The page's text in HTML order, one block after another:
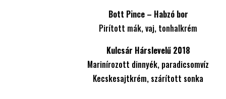
Bott Pince – Habzó bor
Pirított mák, vaj, tonhalkrém
Kulcsár Hárslevelű 2018
Marinírozott dinnyék, paradicsomvíz
Kecskesajtkrém, szárított sonka